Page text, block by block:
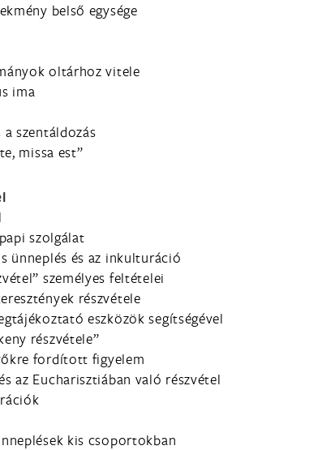
belső egysége
oltárhoz vitele
ima
szentáldozás
missa est”
szolgálat
ünneplés és az inkulturáció
személyes feltételei
részvétele
eszközök segítségével
részvétele”
fordított figyelem
az Eucharisztiában való részvétel
kis csoportokban